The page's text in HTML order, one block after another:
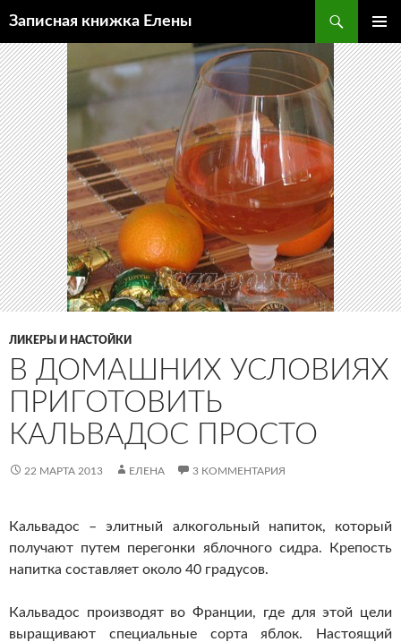
Записная книжка Елены
МЕНЮ
К
СОДЕРЖИМОМУ
ЛИКЕРЫ И НАСТОЙКИ
В ДОМАШНИХ УСЛОВИЯХ
ПРИГОТОВИТЬ
КАЛЬВАДОС ПРОСТО
22 МАРТА 2013 ЕЛЕНА 3 КОММЕНТАРИЯ
Кальвадос – элитный алкогольный напиток, который
получают путем перегонки яблочного сидра. Крепость
напитка составляет около 40 градусов.
Кальвадос производят во Франции, где для этой цели
выращивают специальные сорта яблок. Настоящий